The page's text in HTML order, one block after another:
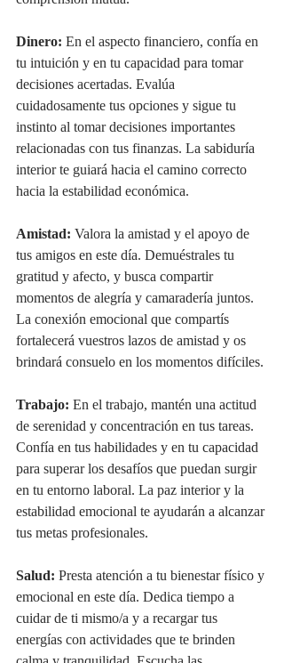
Dinero: En el aspecto financiero, confía en
tu intuición y en tu capacidad para tomar
decisiones acertadas. Evalúa
cuidadosamente tus opciones y sigue tu
instinto al tomar decisiones importantes
relacionadas con tus finanzas. La sabiduría
interior te guiará hacia el camino correcto
hacia la estabilidad económica.
Amistad: Valora la amistad y el apoyo de
tus amigos en este día. Demuéstrales tu
gratitud y afecto, y busca compartir
momentos de alegría y camaradería juntos.
La conexión emocional que compartís
fortalecerá vuestros lazos de amistad y os
brindará consuelo en los momentos difíciles.
Trabajo: En el trabajo, mantén una actitud
de serenidad y concentración en tus tareas.
Confía en tus habilidades y en tu capacidad
para superar los desafíos que puedan surgir
en tu entorno laboral. La paz interior y la
estabilidad emocional te ayudarán a alcanzar
tus metas profesionales.
Salud: Presta atención a tu bienestar físico y
emocional en este día. Dedica tiempo a
cuidar de ti mismo/a y a recargar tus
energías con actividades que te brinden